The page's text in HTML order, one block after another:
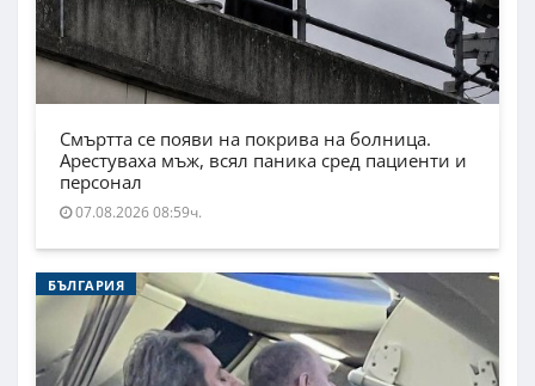
Смъртта се появи на покрива на болница.
Арестуваха мъж, всял паника сред пациенти и
персонал
07.08.2026 08:59ч.
БЪЛГАРИЯ